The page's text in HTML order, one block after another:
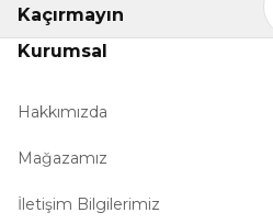
Kaçırmayın
Kurumsal
Hakkımızda
Mağazamız
İletişim Bilgilerimiz